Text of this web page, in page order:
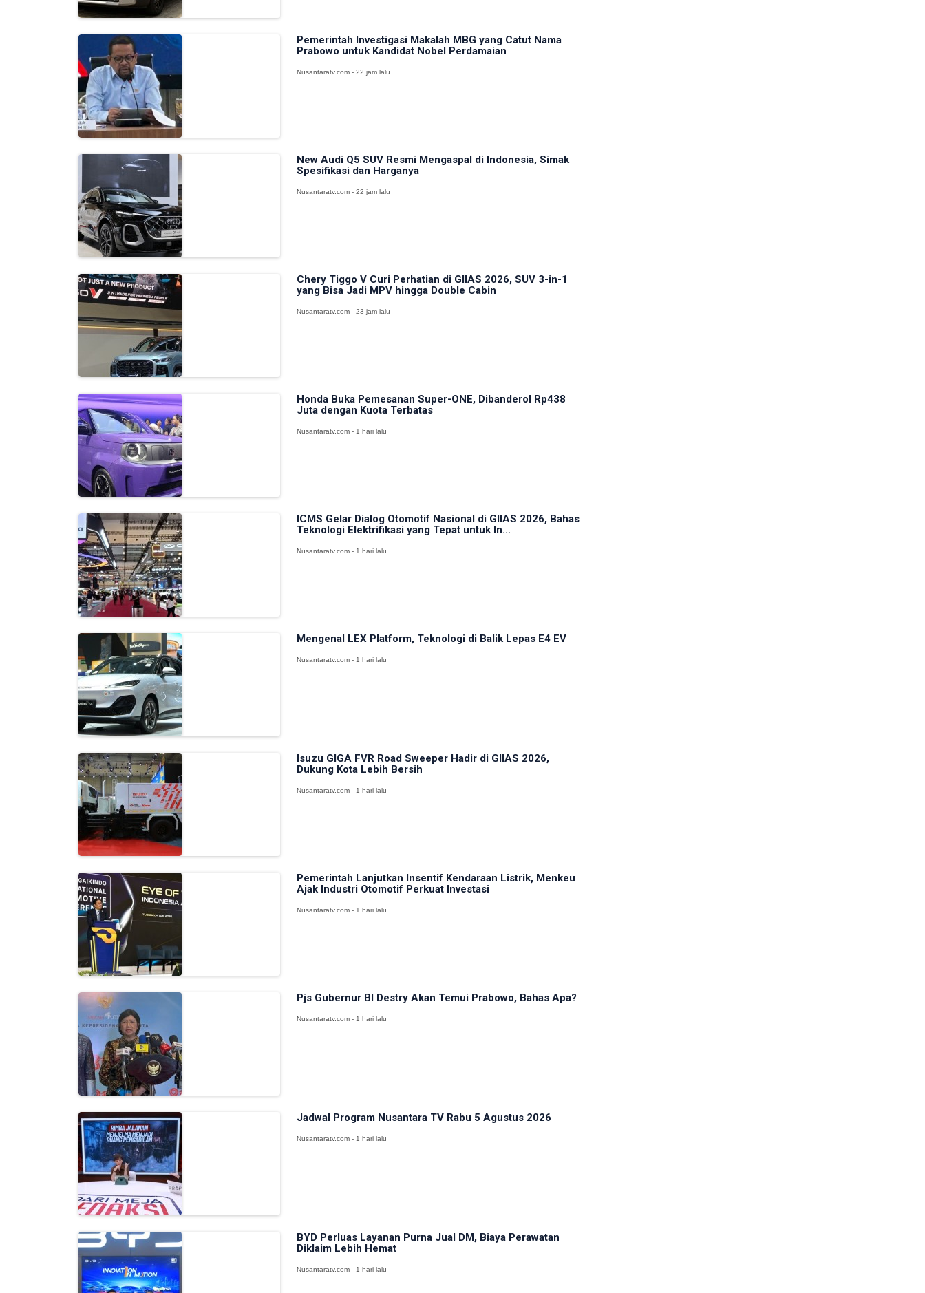
Pemerintah Investigasi Makalah MBG yang Catut Nama
Prabowo untuk Kandidat Nobel Perdamaian
Nusantaratv.com - 22 jam lalu
New Audi Q5 SUV Resmi Mengaspal di Indonesia, Simak
Spesifikasi dan Harganya
Nusantaratv.com - 22 jam lalu
Chery Tiggo V Curi Perhatian di GIIAS 2026, SUV 3-in-1
yang Bisa Jadi MPV hingga Double Cabin
Nusantaratv.com - 23 jam lalu
Honda Buka Pemesanan Super-ONE, Dibanderol Rp438
Juta dengan Kuota Terbatas
Nusantaratv.com - 1 hari lalu
ICMS Gelar Dialog Otomotif Nasional di GIIAS 2026, Bahas
Teknologi Elektrifikasi yang Tepat untuk In...
Nusantaratv.com - 1 hari lalu
Mengenal LEX Platform, Teknologi di Balik Lepas E4 EV
Nusantaratv.com - 1 hari lalu
Isuzu GIGA FVR Road Sweeper Hadir di GIIAS 2026,
Dukung Kota Lebih Bersih
Nusantaratv.com - 1 hari lalu
Pemerintah Lanjutkan Insentif Kendaraan Listrik, Menkeu
Ajak Industri Otomotif Perkuat Investasi
Nusantaratv.com - 1 hari lalu
Pjs Gubernur BI Destry Akan Temui Prabowo, Bahas Apa?
Nusantaratv.com - 1 hari lalu
Jadwal Program Nusantara TV Rabu 5 Agustus 2026
Nusantaratv.com - 1 hari lalu
BYD Perluas Layanan Purna Jual DM, Biaya Perawatan
Diklaim Lebih Hemat
Nusantaratv.com - 1 hari lalu